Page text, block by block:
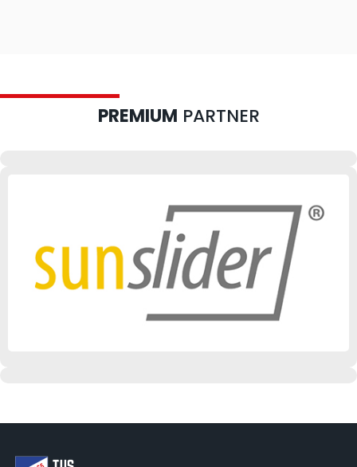
PREMIUM PARTNER